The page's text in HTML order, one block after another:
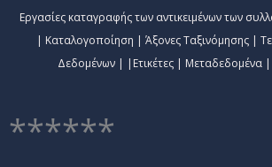
Εργασίες καταγραφής των αντικειμένων των
| Καταλογοποίηση | Άξονες Ταξινόμησης |
Δεδομένων | |Ετικέτες | Μεταδεδομένα |
******